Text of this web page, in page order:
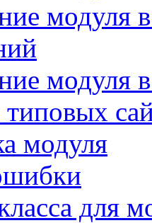
модуля
модуля
модуля
для